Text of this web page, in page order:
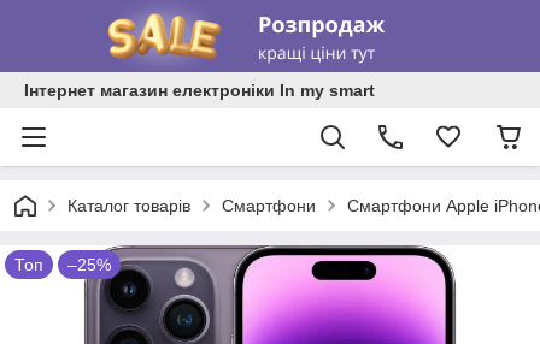
Інтернет магазин електроніки In my smart
Каталог товарів Смартфони Смартфони Apple
Топ –25%